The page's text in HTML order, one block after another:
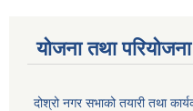
योजना तथा परियोजना
दोश्रो नगर सभाको तयारी तथा